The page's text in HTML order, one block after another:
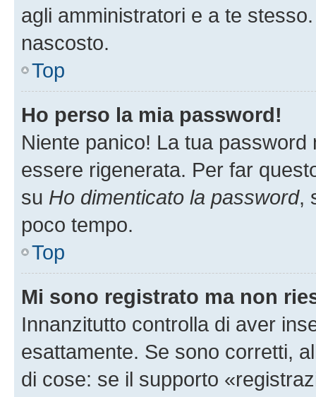
agli amministratori e a te
nascosto.
Top
Ho perso la mia password!
Niente panico! La tua
essere rigenerata. Per far
su Ho dimenticato la password,
poco tempo.
Top
Mi sono registrato ma non
Innanzitutto controlla di aver
esattamente. Se sono corretti,
di cose: se il supporto